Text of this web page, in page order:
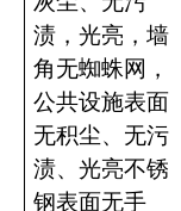
渍，光亮，墙
角无蜘蛛网，
公共设施表面
无积尘、无污
渍、光亮不锈
钢表面无手